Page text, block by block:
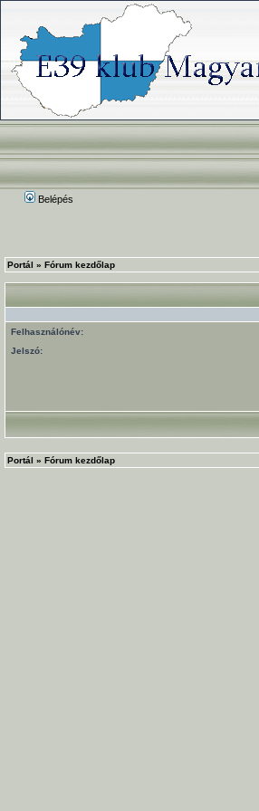
Belépés
Portál » Fórum kezdőlap
Felhasználónév:
Jelszó:
Portál » Fórum kezdőlap